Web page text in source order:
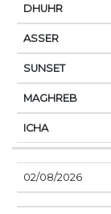
02/08/2026